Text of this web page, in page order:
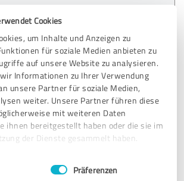
Cookies
um Inhalte und Anzeigen zu
für soziale Medien anbieten zu
auf unsere Website zu analysieren.
Informationen zu Ihrer Verwendung
unsere Partner für soziale Medien,
weiter. Unsere Partner führen diese
mit weiteren Daten
ihnen bereitgestellt haben oder die sie im
der Dienste gesammelt haben.
Präferenzen
5